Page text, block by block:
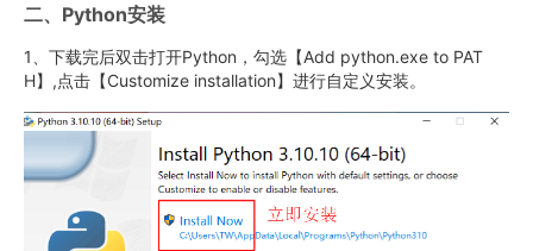
二、Python安装
1、下载完后双击打开Python，勾选【Add python.exe to PAT
H】,点击【Customize installation】进行自定义安装。